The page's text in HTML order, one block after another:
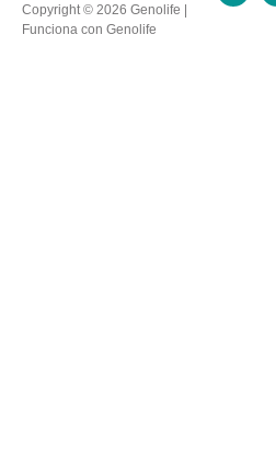
Copyright © 2026 Genolife |
Funciona con Genolife